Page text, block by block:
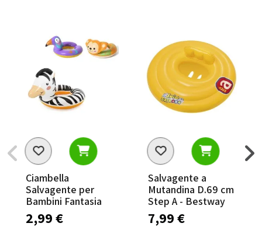
Ciambella
Salvagente per
Bambini Fantasia
Animaletti -
Bestway
2,99 €
Salvagente a
Mutandina D.69 cm
Step A - Bestway
7,99 €